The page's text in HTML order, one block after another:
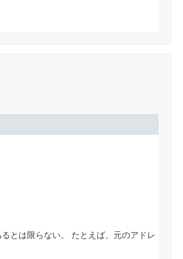
とは限らない。
たとえば、元のアドレ